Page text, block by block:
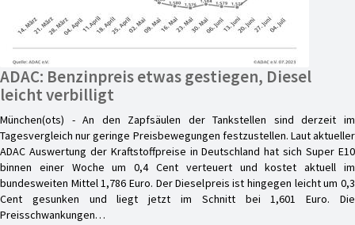
ADAC: Benzinpreis etwas gestiegen, Diesel
leicht verbilligt
München(ots) - An den Zapfsäulen der Tankstellen sind derzeit im
Tagesvergleich nur geringe Preisbewegungen festzustellen. Laut aktueller
ADAC Auswertung der Kraftstoffpreise in Deutschland hat sich Super E10
binnen einer Woche um 0,4 Cent verteuert und kostet aktuell im
bundesweiten Mittel 1,786 Euro. Der Dieselpreis ist hingegen leicht um 0,3
Cent gesunken und liegt jetzt im Schnitt bei 1,601 Euro. Die
Preisschwankungen…